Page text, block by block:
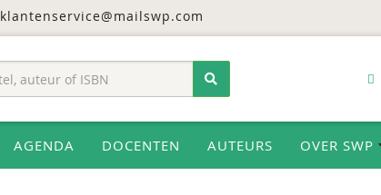
klantenservice@mailswp.com
AGENDA DOCENTEN AUTEURS OVER SWP